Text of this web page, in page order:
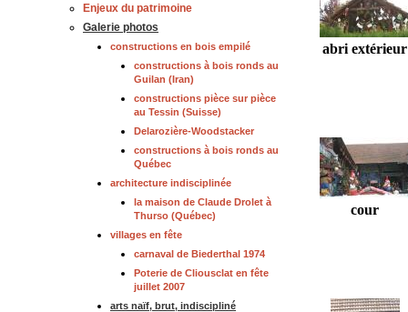
abri extérieur
cour
Enjeux du patrimoine
Galerie photos
constructions en bois empilé
constructions à bois ronds au
Guilan (Iran)
constructions pièce sur pièce
au Tessin (Suisse)
Delarozière-Woodstacker
constructions à bois ronds au
Québec
architecture indisciplinée
la maison de Claude Drolet à
Thurso (Québec)
villages en fête
carnaval de Biederthal 1974
Poterie de Cliousclat en fête
juillet 2007
arts naïf, brut, indiscipliné